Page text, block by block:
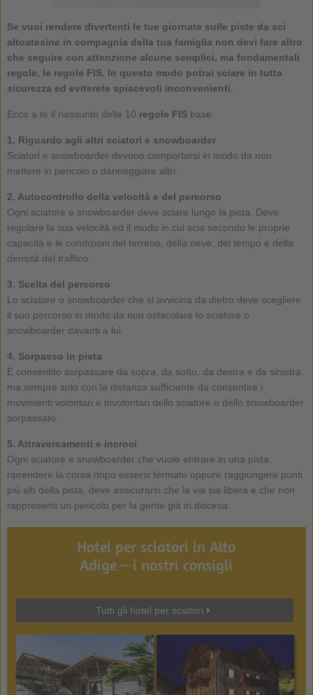
Se vuoi rendere divertenti le tue giornate sulle piste da sci
altoatesine in compagnia della tua famiglia non devi fare altro
che seguire con attenzione alcune semplici, ma fondamentali
regole, le regole FIS. In questo modo potrai sciare in tutta
sicurezza ed eviterete spiacevoli inconvenienti.
Ecco a te il riassunto delle 10 regole FISbase:
1. Riguardo agli altri sciatori e snowboarder
Sciatori e snowboarder devono comportarsi in modo da non
mettere in pericolo o danneggiare altri.
2. Autocontrollo della velocità e del percorso
Ogni sciatore e snowboarder deve sciare lungo la pista. Deve
regolare la sua velocità ed il modo in cui scia secondo le proprie
capacità e le condizioni del terreno, della neve, del tempo e della
densità del traffico.
3. Scelta del percorso
Lo sciatore o snowboarder che si avvicina da dietro deve scegliere
il suo percorso in modo da non ostacolare lo sciatore o
snowboarder davanti a lui.
4. Sorpasso in pista
È consentito sorpassare da sopra, da sotto, da destra e da sinistra
ma sempre solo con la distanza sufficiente da consentire i
movimenti volontari e involontari dello sciatore o dello snowboarder
sorpassato.
5. Attraversamenti e incroci
Ogni sciatore e snowboarder che vuole entrare in una pista,
riprendere la corsa dopo essersi fermato oppure raggiungere punti
più alti della pista, deve assicurarsi che la via sia libera e che non
rappresenti un pericolo per la gente già in discesa.
Hotel per sciatori in Alto
Adige – i nostri consigli
Tutti gli hotel per sciatori